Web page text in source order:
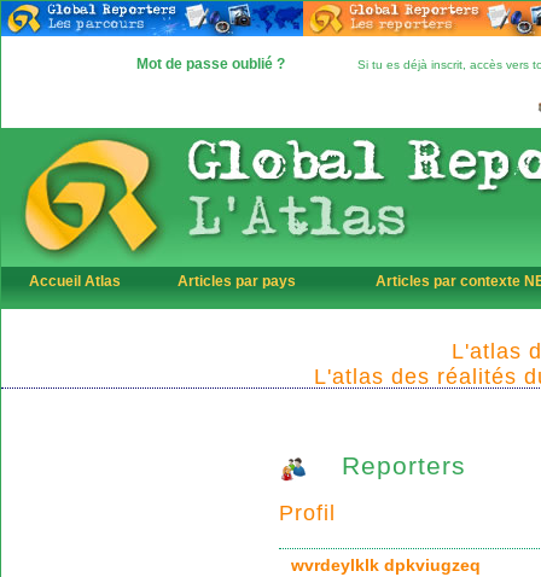
Mot de passe oublié ? Si tu es déjà inscrit, accès vers
Accueil Atlas Articles par pays Articles par contexte
L'atlas
L'atlas des réalités
Reporters
Profil
wvrdeylklk dpkviugzeq